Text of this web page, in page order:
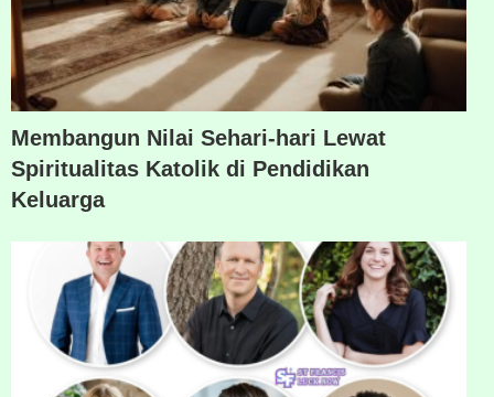
Membangun Nilai Sehari-hari Lewat
Spiritualitas Katolik di Pendidikan
Keluarga